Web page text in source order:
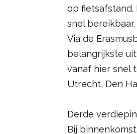
op fietsafstand.
snel bereikbaar.
Via de
belangrijkste
vanaf hier snel
Utrecht, Den
Derde
Bij